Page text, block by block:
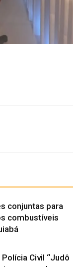
conjuntas para
combustíveis
Civil “Judô